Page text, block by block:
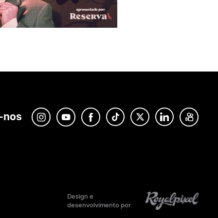
nos
Design e
desenvolvimento por